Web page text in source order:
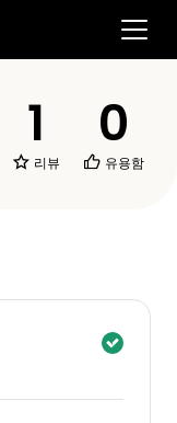
1
리뷰
0
유용함